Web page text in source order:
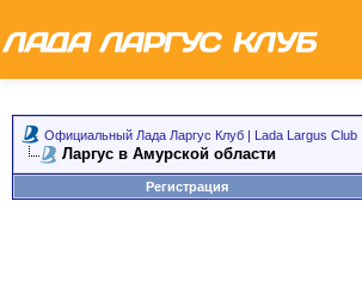
Официальный Лада Ларгус Клуб | Lada Largus Club
Ларгус в Амурской области
Регистрация